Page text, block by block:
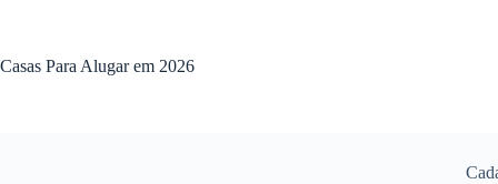
conteúdo
Casas Para Alugar em 2026